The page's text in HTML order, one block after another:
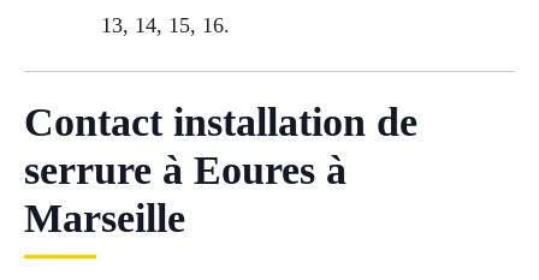
13, 14, 15, 16.
Contact installation de
serrure à Eoures à
Marseille